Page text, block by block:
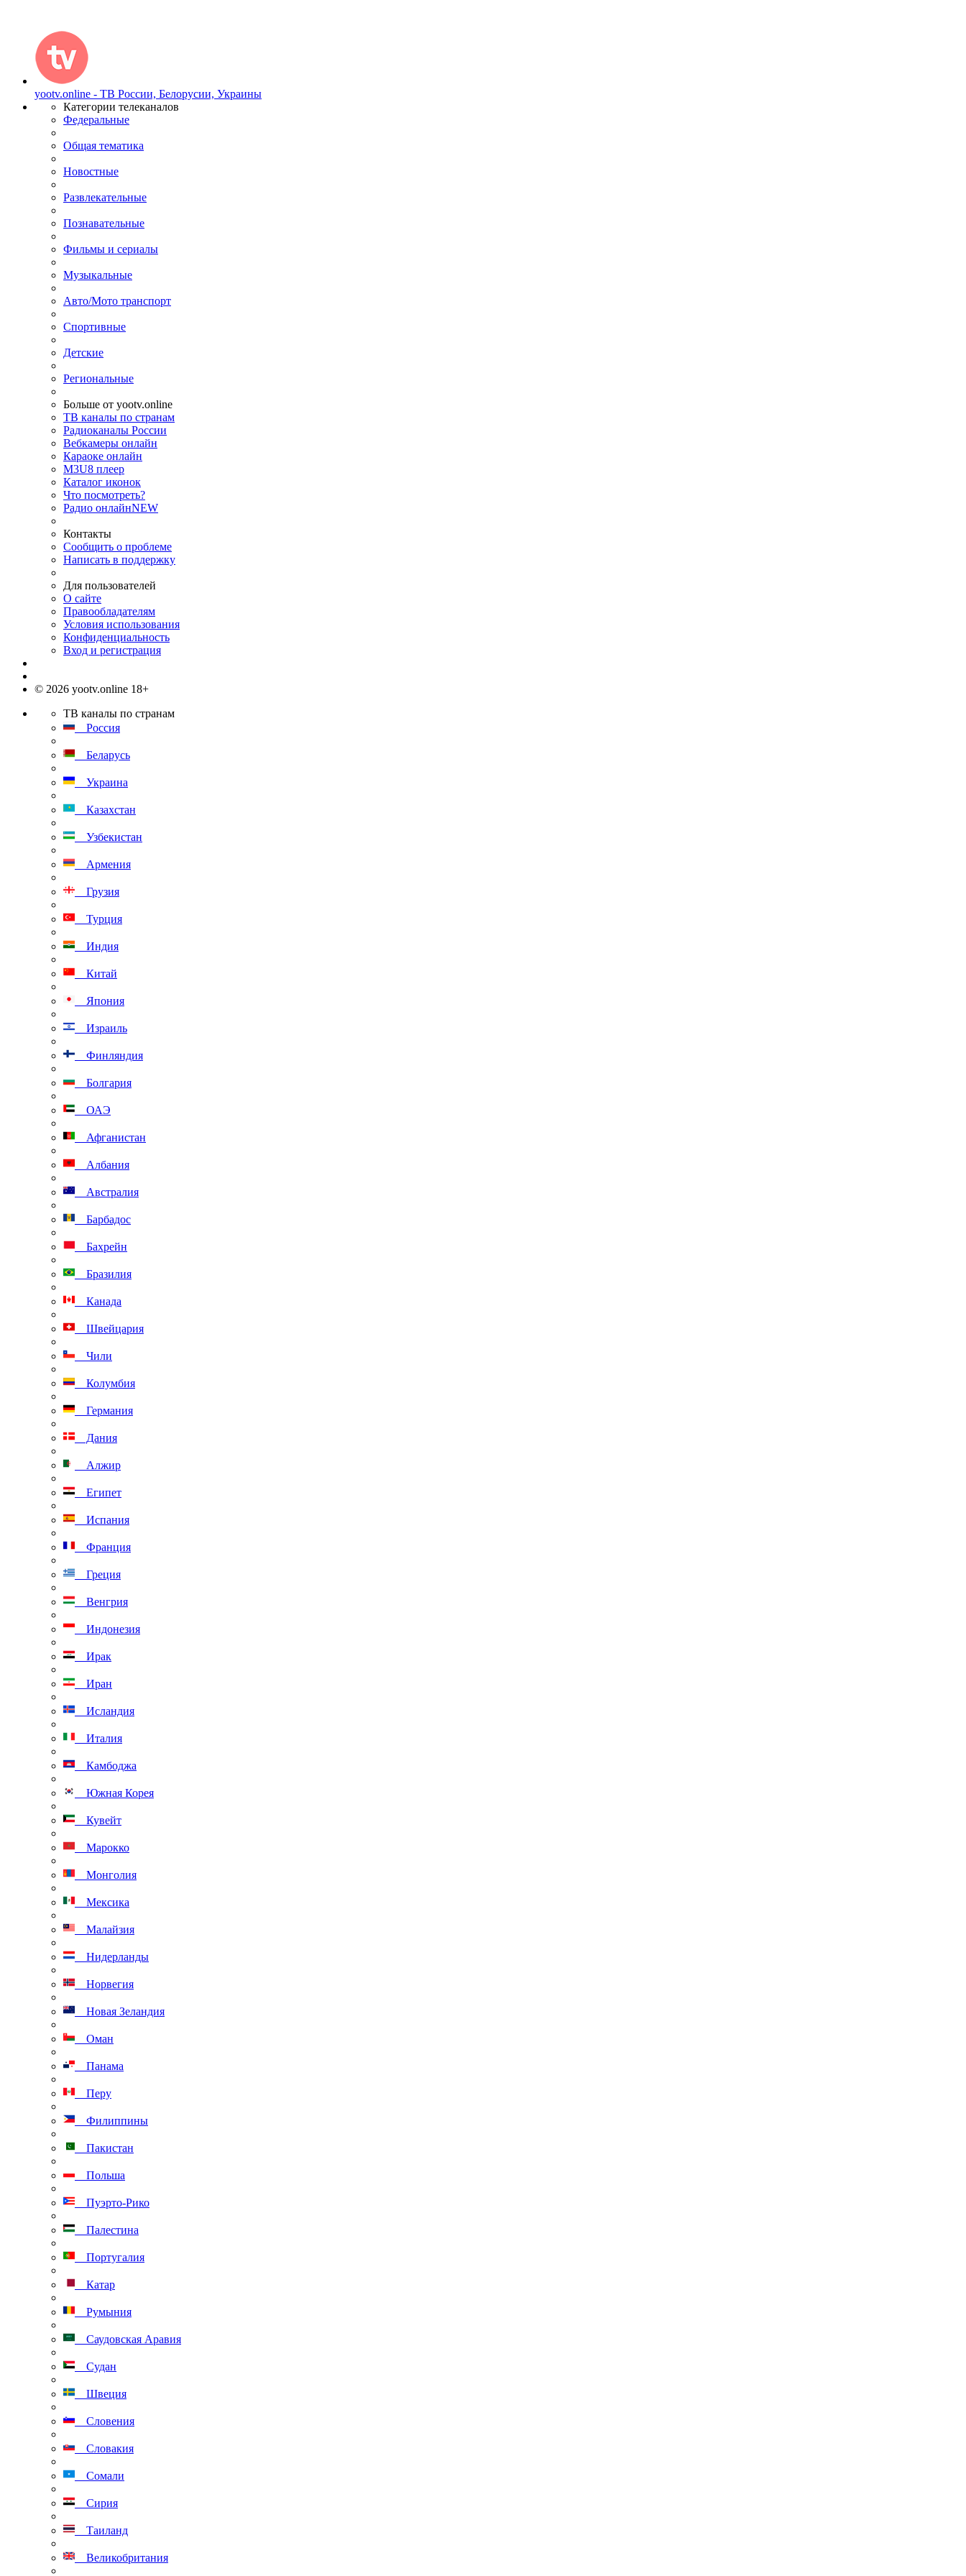
yootv.online - ТВ России, Белорусии, Украины
Категории телеканалов
Федеральные
Общая тематика
Новостные
Развлекательные
Познавательные
Фильмы и сериалы
Музыкальные
Авто/Мото транспорт
Спортивные
Детские
Региональные
Больше от yootv.online
ТВ каналы по странам
Радиоканалы России
Вебкамеры онлайн
Караоке онлайн
M3U8 плеер
Каталог иконок
Что посмотреть?
Радио онлайнNEW
Контакты
Сообщить о проблеме
Написать в поддержку
Для пользователей
О сайте
Правообладателям
Условия использования
Конфиденциальность
Вход и регистрация
© 2026 yootv.online 18+
ТВ каналы по странам
Россия
Беларусь
Украина
Казахстан
Узбекистан
Армения
Грузия
Турция
Индия
Китай
Япония
Израиль
Финляндия
Болгария
ОАЭ
Афганистан
Албания
Австралия
Барбадос
Бахрейн
Бразилия
Канада
Швейцария
Чили
Колумбия
Германия
Дания
Алжир
Египет
Испания
Франция
Греция
Венгрия
Индонезия
Ирак
Иран
Исландия
Италия
Камбоджа
Южная Корея
Кувейт
Марокко
Монголия
Мексика
Малайзия
Нидерланды
Норвегия
Новая Зеландия
Оман
Панама
Перу
Филиппины
Пакистан
Польша
Пуэрто-Рико
Палестина
Португалия
Катар
Румыния
Саудовская Аравия
Судан
Швеция
Словения
Словакия
Сомали
Сирия
Таиланд
Великобритания